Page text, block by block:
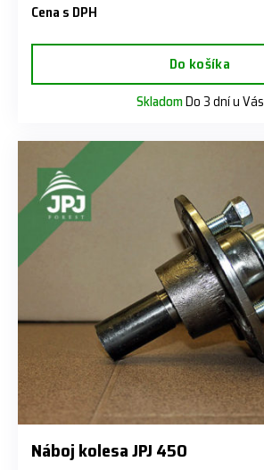
Cena s DPH
Do košíka
SkladomDo 3 dní u Vás
Náboj kolesa JPJ 450